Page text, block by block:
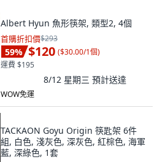
Albert Hyun 魚形筷架, 類型2, 4個
首購折扣價$293
59% $120 ($30.00/1個)
運費 $195
8/12 星期三 預計送達
WOW免運
TACKAON Goyu Origin 筷匙架 6件
組, 白色, 淺灰色, 深灰色, 紅棕色, 海軍
藍, 深綠色, 1套